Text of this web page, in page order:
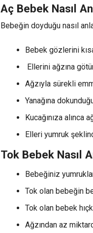
Aç Bebek Nasıl
Bebeğin doyduğu nasıl
Bebek gözlerini
Ellerini ağzına
Ağzıyla sürekli
Yanağına
Kucağınıza alınca
Elleri yumruk
Tok Bebek Nasıl
Bebeğiniz
Tok olan bebeğin
Tok olan bebek
Ağzından az